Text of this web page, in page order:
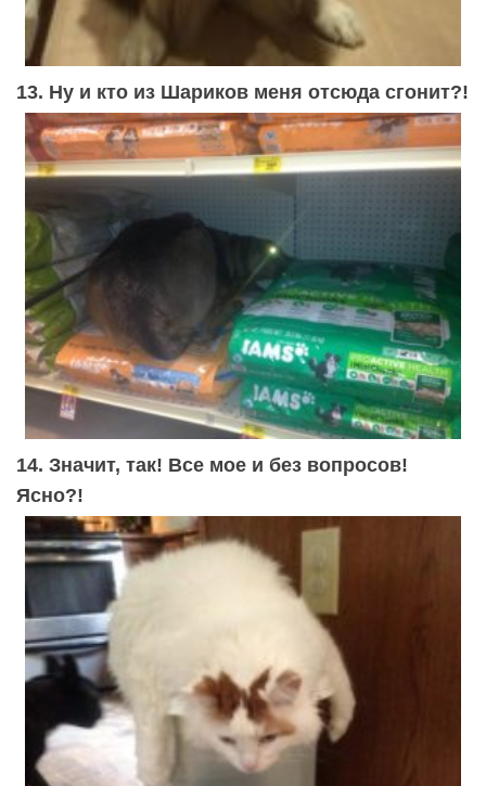
13. Ну и кто из Шариков меня отсюда сгонит?!
14. Значит, так! Все мое и без вопросов!
Ясно?!